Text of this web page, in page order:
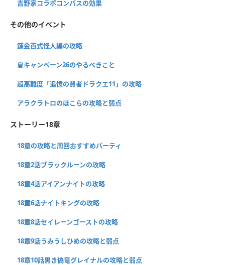
吉野家コラボコンパスの効果
その他のイベント
錬金百式怪人編の攻略
夏キャンペーン26のやるべきこと
超高難度「追憶の賢者ドラクエ11」の攻略
アラクラトロのほこらの攻略と弱点
ストーリー18章
18章の攻略と周回おすすめパーティ
18章2話ブラックルーンの攻略
18章4話アイアンナイトの攻略
18章6話ナイトキングの攻略
18章8話セイレーンゴーストの攻略
18章9話うみうしひめの攻略と弱点
18章10話黒き偽竜グレイナルの攻略と弱点